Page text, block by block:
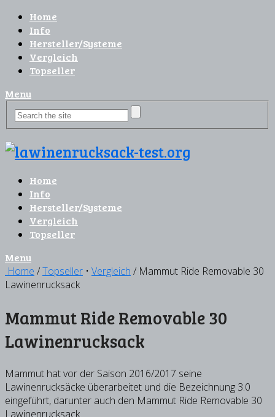
Home
Info
Hersteller/Systeme
Vergleich
Topseller
Menu
Home
Info
Hersteller/Systeme
Vergleich
Topseller
Menu
Home /Topseller • Vergleich / Mammut Ride Removable 30
Lawinenrucksack
Mammut Ride Removable 30
Lawinenrucksack
Mammut hat vor der Saison 2016/2017 seine
Lawinenrucksäcke überarbeitet und die Bezeichnung 3.0
eingeführt, darunter auch den Mammut Ride Removable 30
Lawinenrucksack.